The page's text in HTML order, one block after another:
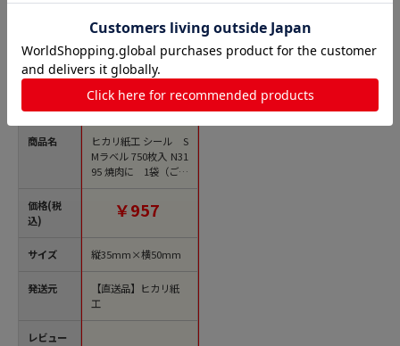
商品名
価格(税
込)
サイズ
発送元
レビュー
ヒカリ紙工 シール S
Mラベル 750枚入 N31
95 焼肉に 1袋（ご注
文単位1袋）【直送
￥957
縦35mm×横50mm
【直送品】ヒカリ紙
工